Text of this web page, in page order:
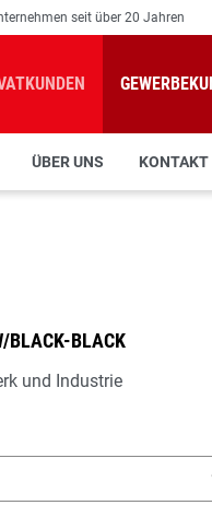
seit über 20 Jahren
ÜBER UNS KONTAKT
BLACK-BLACK
und Industrie